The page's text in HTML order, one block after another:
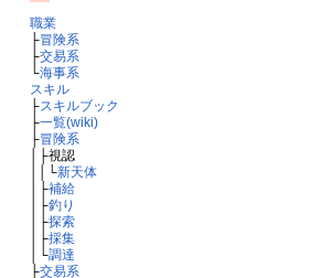
職業
├冒険系
├交易系
└海事系
スキル
├スキルブック
├一覧(wiki)
├冒険系
│├視認
││└新天体
│├補給
│├釣り
│├探索
│├採集
│└調達
├交易系